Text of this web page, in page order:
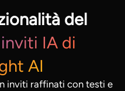
del
IA di
AI
inviti raffinati con testi e